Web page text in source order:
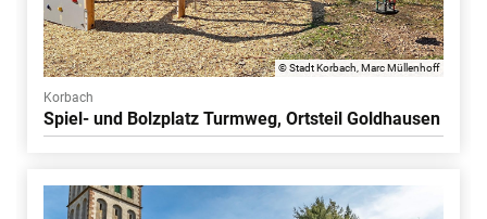
© Stadt Korbach, Marc Müllenhoff
Korbach
Spiel- und Bolzplatz Turmweg, Ortsteil Goldhausen